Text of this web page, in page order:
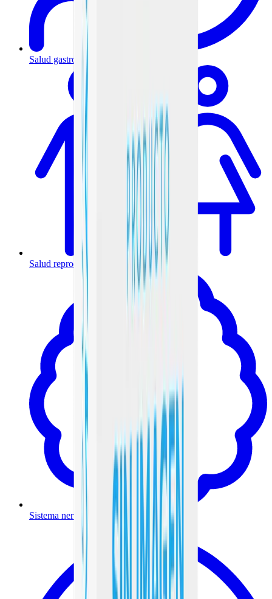
Salud gastrointestinal y metabólica
Salud reproductiva y hormonal
Sistema nervioso